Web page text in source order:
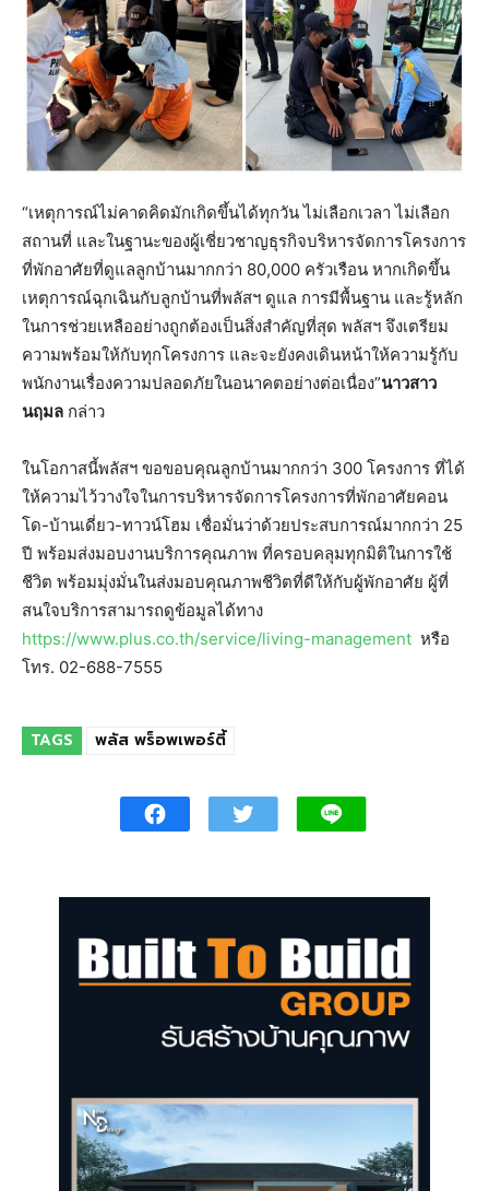
“เหตุการณ์ไม่คาดคิดมักเกิดขึ้นได้ทุกวัน ไม่เลือกเวลา ไม่เลือก
สถานที่ และในฐานะของผู้เชี่ยวชาญธุรกิจบริหารจัดการโครงการ
ที่พักอาศัยที่ดูแลลูกบ้านมากกว่า 80,000 ครัวเรือน หากเกิดขึ้น
เหตุการณ์ฉุกเฉินกับลูกบ้านที่พลัสฯ ดูแล การมีพื้นฐาน และรู้หลัก
ในการช่วยเหลืออย่างถูกต้องเป็นสิ่งสำคัญที่สุด พลัสฯ จึงเตรียม
ความพร้อมให้กับทุกโครงการ และจะยังคงเดินหน้าให้ความรู้กับ
พนักงานเรื่องความปลอดภัยในอนาคตอย่างต่อเนื่อง”นาวสาว
นฤมล กล่าว
ในโอกาสนี้พลัสฯ ขอขอบคุณลูกบ้านมากกว่า 300 โครงการ ที่ได้
ให้ความไว้วางใจในการบริหารจัดการโครงการที่พักอาศัยคอน
โด-บ้านเดี่ยว-ทาวน์โฮม เชื่อมั่นว่าด้วยประสบการณ์มากกว่า 25
ปี พร้อมส่งมอบงานบริการคุณภาพ ที่ครอบคลุมทุกมิติในการใช้
ชีวิต พร้อมมุ่งมั่นในส่งมอบคุณภาพชีวิตที่ดีให้กับผู้พักอาศัย ผู้ที่
สนใจบริการสามารถดูข้อมูลได้ทาง
https://www.plus.co.th/service/living-management หรือ
โทร. 02-688-7555
TAGS พลัส พร็อพเพอร์ตี้